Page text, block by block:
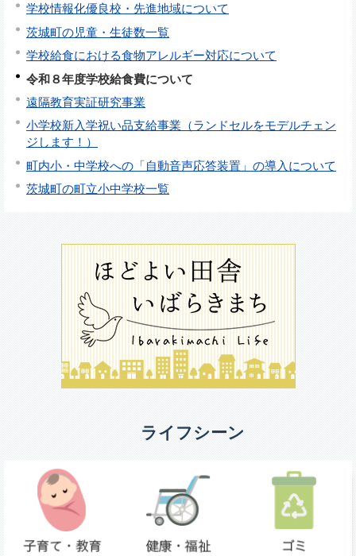
学校情報化優良校・先進地域について
茨城町の児童・生徒数一覧
学校給食における食物アレルギー対応について
令和８年度学校給食費について
遠隔教育実証研究事業
小学校新入学祝い品支給事業（ランドセルをモデルチェン
ジします！）
町内小・中学校への「自動音声応答装置」の導入について
茨城町の町立小中学校一覧
ライフシーン